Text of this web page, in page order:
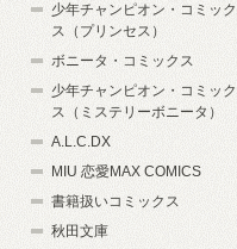
少年チャンピオン・コミック
ス（プリンセス）
ボニータ・コミックス
少年チャンピオン・コミック
ス（ミステリーボニータ）
A.L.C.DX
MIU 恋愛MAX COMICS
書籍扱いコミックス
秋田文庫